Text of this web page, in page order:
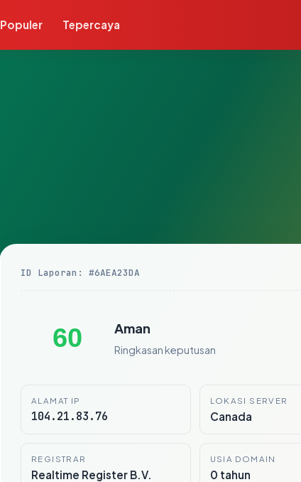
Populer Tepercaya
ID Laporan: #6AEA23DA
60 Aman
Ringkasan keputusan
ALAMAT IP
104.21.83.76
LOKASI SERVER
Canada
REGISTRAR
Realtime Register B.V.
USIA DOMAIN
0 tahun